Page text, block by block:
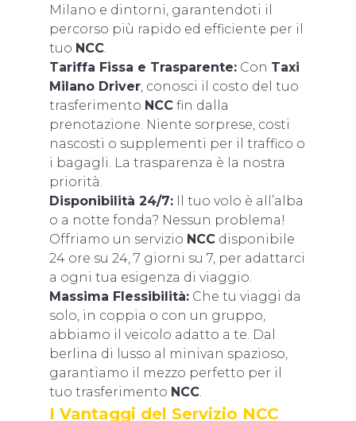
Milano e dintorni, garantendoti il
percorso più rapido ed efficiente per il
tuo NCC.
Tariffa Fissa e Trasparente: Con Taxi
Milano Driver, conosci il costo del tuo
trasferimento NCC fin dalla
prenotazione. Niente sorprese, costi
nascosti o supplementi per il traffico o
i bagagli. La trasparenza è la nostra
priorità.
Disponibilità 24/7: Il tuo volo è all’alba
o a notte fonda? Nessun problema!
Offriamo un servizio NCC disponibile
24 ore su 24, 7 giorni su 7, per adattarci
a ogni tua esigenza di viaggio.
Massima Flessibilità: Che tu viaggi da
solo, in coppia o con un gruppo,
abbiamo il veicolo adatto a te. Dal
berlina di lusso al minivan spazioso,
garantiamo il mezzo perfetto per il
tuo trasferimento NCC.
I Vantaggi del Servizio NCC